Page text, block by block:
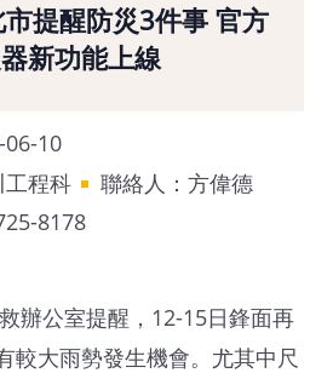
提醒防災3件事 官方
新功能上線
06-10
程科
聯絡人：方偉德
8178
公室提醒，12-15日鋒面再
較大雨勢發生機會。尤其中尺